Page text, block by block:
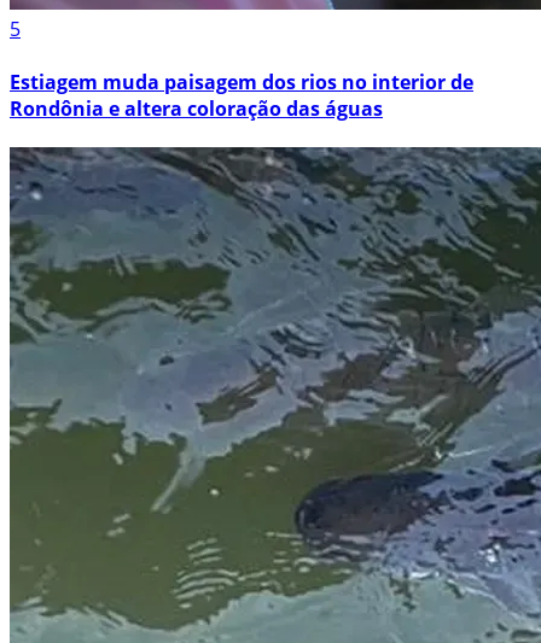
5
Estiagem muda paisagem dos rios no interior de
Rondônia e altera coloração das águas